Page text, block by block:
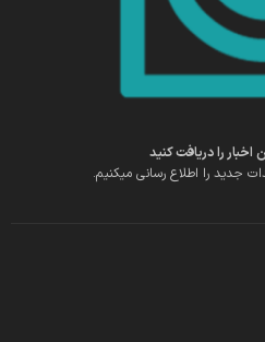
را دریافت کنید
جدید را اطلاع رسانی میکنیم.